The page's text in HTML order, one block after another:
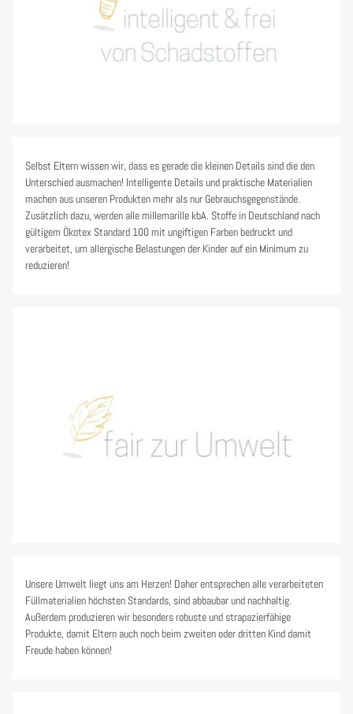
Selbst Eltern wissen wir, dass es gerade die kleinen Details sind die den
Unterschied ausmachen! Intelligente Details und praktische Materialien
machen aus unseren Produkten mehr als nur Gebrauchsgegenstände.
Zusätzlich dazu, werden alle millemarille kbA. Stoffe in Deutschland nach
gültigem Ökotex Standard 100 mit ungiftigen Farben bedruckt und
verarbeitet, um allergische Belastungen der Kinder auf ein Minimum zu
reduzieren!
Unsere Umwelt liegt uns am Herzen! Daher entsprechen alle verarbeiteten
Füllmaterialien höchsten Standards, sind abbaubar und nachhaltig.
Außerdem produzieren wir besonders robuste und strapazierfähige
Produkte, damit Eltern auch noch beim zweiten oder dritten Kind damit
Freude haben können!